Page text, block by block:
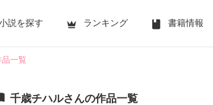
説を探す ランキング 書籍情報
品一覧
千歳チハルさんの作品一覧